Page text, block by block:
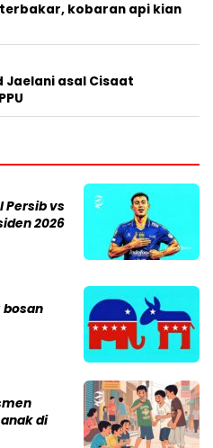
kobaran api kian
Jaelani asal Cisaat
Persib vs
2026
bosan
di